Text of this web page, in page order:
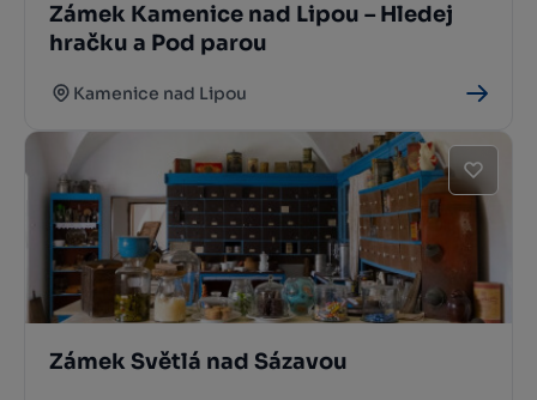
Zámek Kamenice nad Lipou – Hledej
hračku a Pod parou
Kamenice nad Lipou
Zámek Světlá nad Sázavou